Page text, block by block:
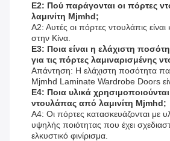
Ε2: Πού παράγονται οι πόρτες
λαμινίτη Mjmhd;
Α2: Αυτές οι πόρτες ντουλάπις
στην Κίνα.
Ε3: Ποια είναι η ελάχιστη
για τις πόρτες λαμιναρισμένης
Απάντηση: Η ελάχιστη ποσότητα
Mjmhd Laminate Wardrobe Doors
Ε4: Ποια υλικά
ντουλάπας από λαμινίτη Mjmhd;
Α4: Οι πόρτες κατασκευάζονται με
υψηλής ποιότητας που έχει
ελκυστικό φινίρισμα.